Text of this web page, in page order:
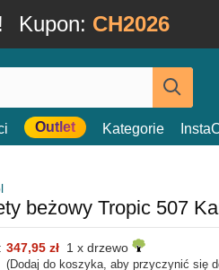
Kupon: CH2026
Outlet Kategorie
beżowy Tropic 507
347,95 zł 1 x drzewo
(Dodaj do koszyka, aby przyczynić się